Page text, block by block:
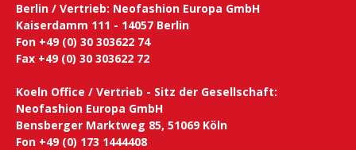
Berlin / Vertrieb: Neofashion Europa GmbH
Kaiserdamm 111 - 14057 Berlin
Fon +49 (0) 30 303622 74
Fax +49 (0) 30 303622 72
Koeln Office / Vertrieb - Sitz der Gesellschaft:
Neofashion Europa GmbH
Bensberger Marktweg 85, 51069 Köln
Fon +49 (0) 173 1444408